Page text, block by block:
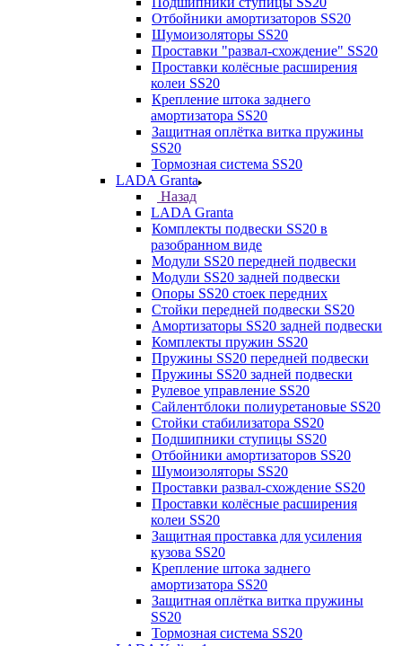
Отбойники амортизаторов SS20
Шумоизоляторы SS20
Проставки "развал-схождение" SS20
Проставки колёсные расширения
колеи SS20
Крепление штока заднего
амортизатора SS20
Защитная оплётка витка пружины
SS20
Тормозная система SS20
LADA Granta
Назад
LADA Granta
Комплекты подвески SS20 в
разобранном виде
Модули SS20 передней подвески
Модули SS20 задней подвески
Опоры SS20 стоек передних
Стойки передней подвески SS20
Амортизаторы SS20 задней подвески
Комплекты пружин SS20
Пружины SS20 передней подвески
Пружины SS20 задней подвески
Рулевое управление SS20
Сайлентблоки полиуретановые SS20
Стойки стабилизатора SS20
Подшипники ступицы SS20
Отбойники амортизаторов SS20
Шумоизоляторы SS20
Проставки развал-схождение SS20
Проставки колёсные расширения
колеи SS20
Защитная проставка для усиления
кузова SS20
Крепление штока заднего
амортизатора SS20
Защитная оплётка витка пружины
SS20
Тормозная система SS20